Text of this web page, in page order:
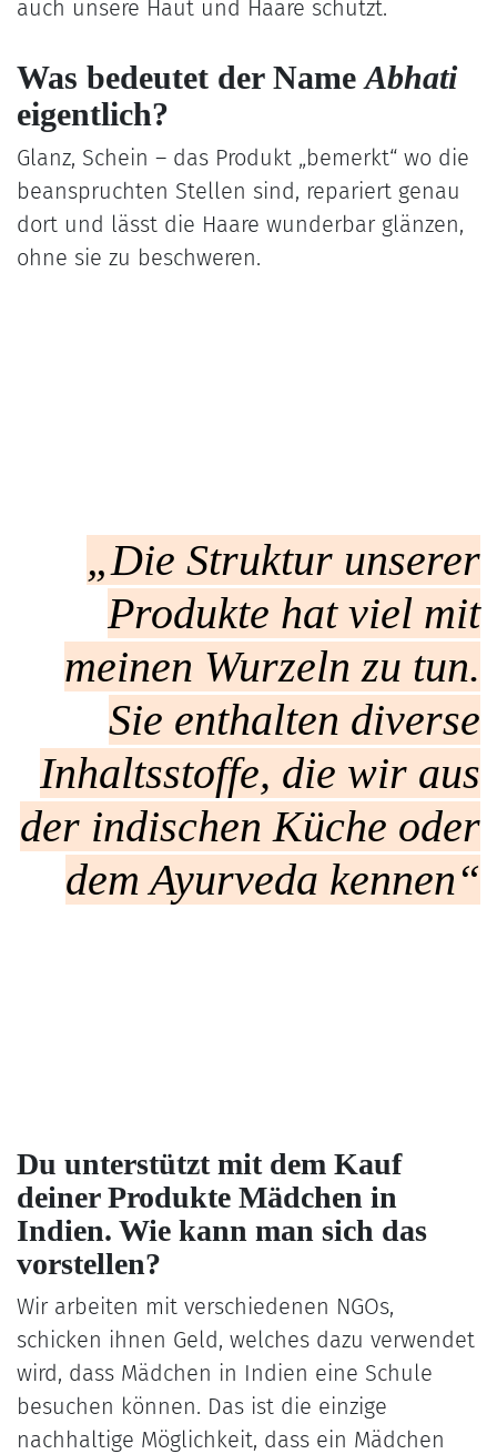
auch unsere Haut und Haare schützt.
Was bedeutet der NameAbhati
eigentlich?
Glanz, Schein – das Produkt „bemerkt“ wo die
beanspruchten Stellen sind, repariert genau
dort und lässt die Haare wunderbar glänzen,
ohne sie zu beschweren.
„Die Struktur unserer
Produkte hat viel mit
meinen Wurzeln zu tun.
Sie enthalten diverse
Inhaltsstoffe, die wir aus
der indischen Küche oder
dem Ayurveda kennen“
Du unterstützt mit dem Kauf
deiner Produkte Mädchen in
Indien. Wie kann man sich das
vorstellen?
Wir arbeiten mit verschiedenen NGOs,
schicken ihnen Geld, welches dazu verwendet
wird, dass Mädchen in Indien eine Schule
besuchen können. Das ist die einzige
nachhaltige Möglichkeit, dass ein Mädchen